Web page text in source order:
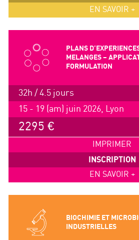
EN SAVOIR +
PLANS
MELANGES –
FORMULATION
32h / 4.5 jours
15 - 19 (am) juin 2026, Lyon
2295 €
IMPRIMER
INSCRIPTION
EN SAVOIR +
BIOCHIMIE ET
INDUSTRIELLES